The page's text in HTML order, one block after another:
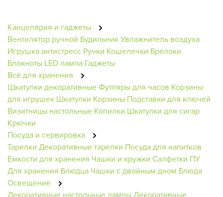
Канцелярия и гаджеты
Вентилятор ручной БудильникУвлажнитель воздуха
Игрушка антистресс Ручки Кошелечки Брелоки
Блокноты LED лампа Гаджеты
Всё для хранения
Шкатулки декоративныеФутляры для часов Корзины
для игрушек Шкатулки Корзины Подставки для ключей
Визитницы настольные Копилки Шкатулки для сигар
Крючки
Посуда и сервировка
Тарелки Декоративные тарелки Посуда для напитков
Емкости для хранения Чашки и кружки Салфетки ПУ
Для хранения Блюдца Чашки с двойным дном Блюда
Освещение
Декоративные настольные лампыДекоративные